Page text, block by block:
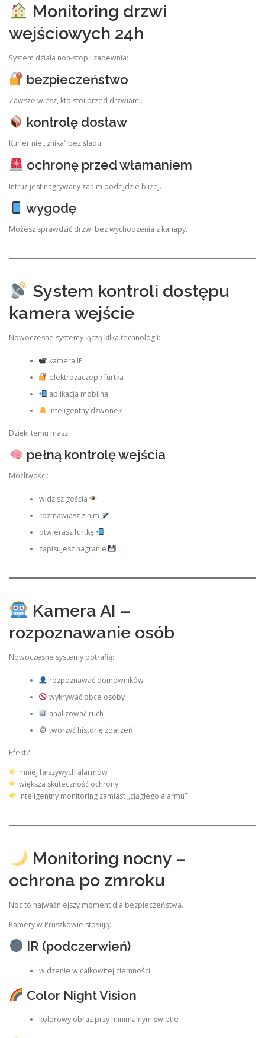
Monitoring drzwi
wejściowych 24h
System działa non-stop i zapewnia:
bezpieczeństwo
Zawsze wiesz, kto stoi przed drzwiami.
kontrolę dostaw
Kurier nie „znika” bez śladu.
ochronę przed włamaniem
Intruz jest nagrywany zanim podejdzie bliżej.
wygodę
Możesz sprawdzić drzwi bez wychodzenia z kanapy.
System kontroli dostępu
kamera wejście
Nowoczesne systemy łączą kilka technologii:
kamera IP
elektrozaczep / furtka
aplikacja mobilna
inteligentny dzwonek
Dzięki temu masz:
pełną kontrolę wejścia
Możliwości:
widzisz gościa
rozmawiasz z nim
otwierasz furtkę
zapisujesz nagranie
Kamera AI –
rozpoznawanie osób
Nowoczesne systemy potrafią:
rozpoznawać domowników
wykrywać obce osoby
analizować ruch
tworzyć historię zdarzeń
Efekt?
mniej fałszywych alarmów
większa skuteczność ochrony
inteligentny monitoring zamiast „ciągłego alarmu”
Monitoring nocny –
ochrona po zmroku
Noc to najważniejszy moment dla bezpieczeństwa.
Kamery w Pruszkowie stosują:
IR (podczerwień)
widzenie w całkowitej ciemności
Color Night Vision
kolorowy obraz przy minimalnym świetle